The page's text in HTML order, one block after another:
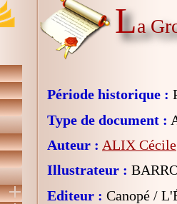
La
Période historique :
Type de document :
Auteur : ALIX Cécile
Illustrateur :
Editeur : Canopé /